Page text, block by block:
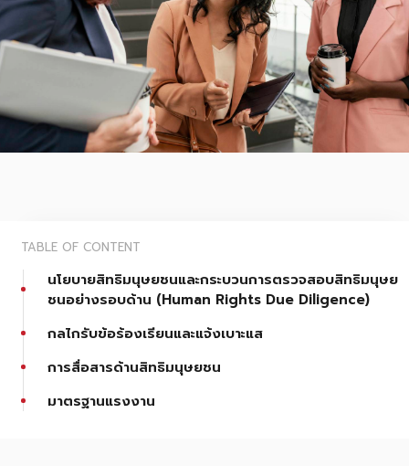
TABLE OF CONTENT
นโยบายสิทธิมนุษยชนและกระบวนการตรวจสอบสิทธิมนุษย
ชนอย่างรอบด้าน (Human Rights Due Diligence)
กลไกรับข้อร้องเรียนและแจ้งเบาะแส
การสื่อสารด้านสิทธิมนุษยชน
มาตรฐานแรงงาน